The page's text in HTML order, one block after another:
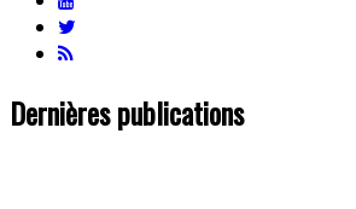
Dernières publications